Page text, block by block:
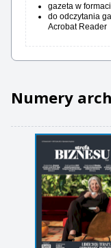
gazeta w
do odczytania
Acrobat Reader
Numery